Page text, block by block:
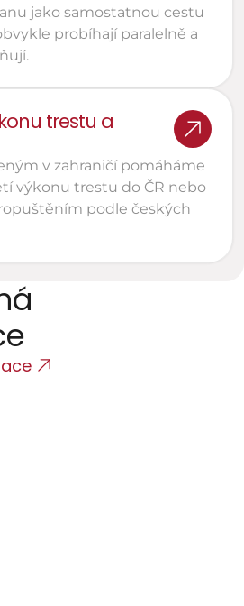
jako samostatnou cestu
probíhají paralelně a
trestu a
v zahraničí pomáháme
výkonu trestu do ČR nebo
podle českých